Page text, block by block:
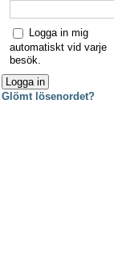
Logga in mig
automatiskt vid varje
besök.
Glömt lösenordet?